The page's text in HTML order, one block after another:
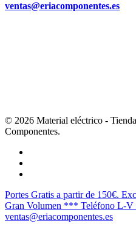
ventas@eriacomponentes.es
© 2026 Material eléctrico -
Componentes.
Cerrar
Menú
Portes Gratis a partir de 150€.
Gran Volumen *** Teléfono L-V
ventas@eriacomponentes.es